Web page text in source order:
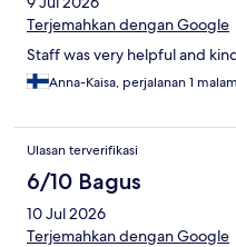
Terjemahkan dengan Google
Staff was very helpful and
Anna-Kaisa, perjalanan 1 malam
Ulasan terverifikasi
6/10 Bagus
10 Jul 2026
Terjemahkan dengan Google